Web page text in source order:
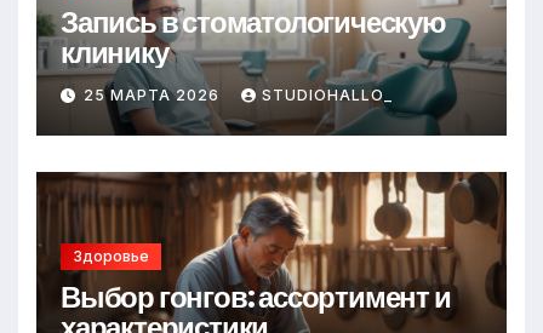
Запись в стоматологическую
клинику
25 МАРТА 2026 STUDIOHALLO_
Здоровье
Выбор гонгов: ассортимент и